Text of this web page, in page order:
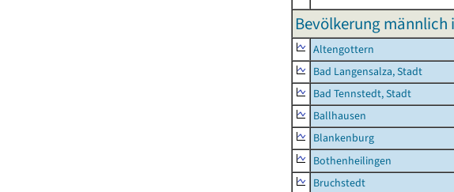
Bevölkerung männlich
Altengottern
Bad Langensalza, Stadt
Bad Tennstedt, Stadt
Ballhausen
Blankenburg
Bothenheilingen
Bruchstedt